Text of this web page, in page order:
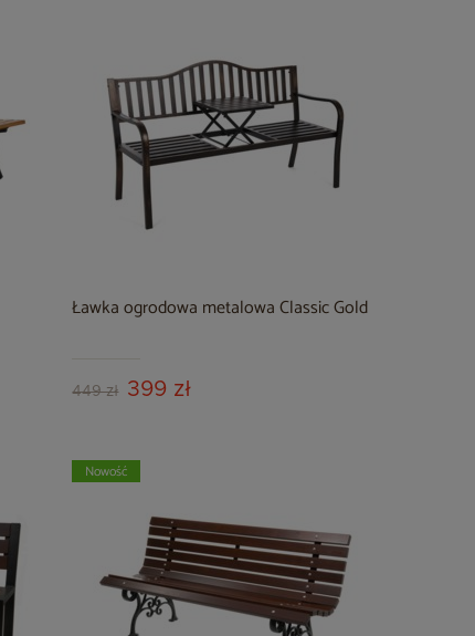
Ławka ogrodowa metalowa Classic Gold
449 zł 399 zł
Nowość